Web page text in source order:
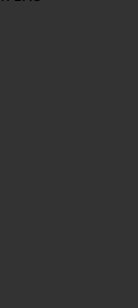
ПЛАТЬЕ LEELIE